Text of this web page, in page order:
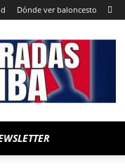
Dónde ver baloncesto